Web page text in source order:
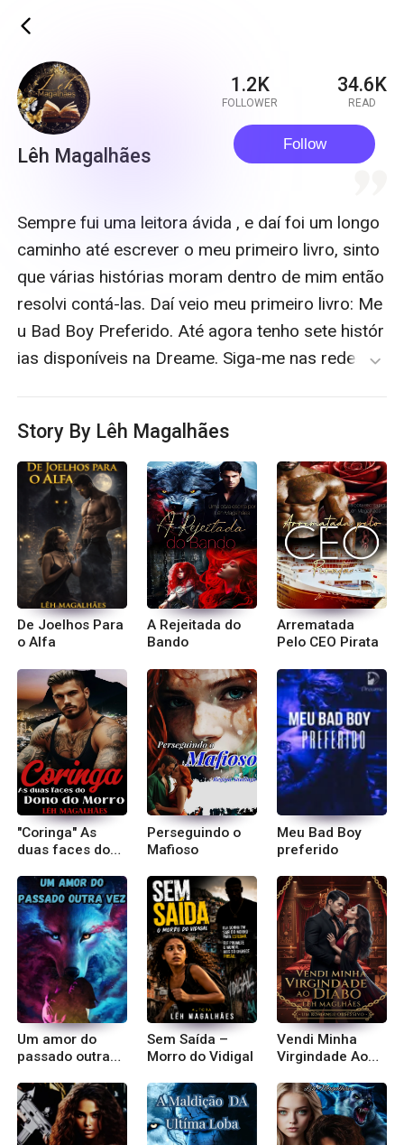
ic_back
Lêh Magalhães
1.2K
FOLLOWER
34.6K
READ
Follow
Sempre fui uma leitora ávida , e daí foi um longo
caminho até escrever o meu primeiro livro, sinto
que várias histórias moram dentro de mim então
resolvi contá-las. Daí veio meu primeiro livro: Me
u Bad Boy Preferido. Até agora tenho sete histór
ias disponíveis na Dreame. Siga-me nas redes s
dar mensagem no 011- 996009778
expand_more
Story By Lêh Magalhães
De Joelhos Para
o Alfa
A Rejeitada do
Bando
Arrematada
Pelo CEO Pirata
"Coringa" As
duas faces do
Perseguindo o
Mafioso
Meu Bad Boy
preferido
Um amor do
passado outra
Sem Saída –
Morro do Vidigal
Vendi Minha
Virgindade Ao